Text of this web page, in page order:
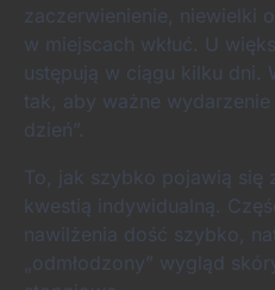
zaczerwienienie, niewielki
w miejscach wkłuć. U
ustępują w ciągu kilku dni.
tak, aby ważne wydarzenie
dzień”.
To, jak szybko pojawią się
kwestią indywidualną.
nawilżenia dość szybko,
„odmłodzony” wygląd